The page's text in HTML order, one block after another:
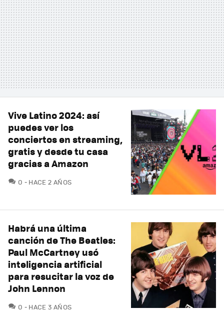
Vive Latino 2024: así
puedes ver los
conciertos en streaming,
gratis y desde tu casa
gracias a Amazon
0 COMENTARIOS
HACE 2 AÑOS
Habrá una última
canción de The Beatles:
Paul McCartney usó
inteligencia artificial
para resucitar la voz de
John Lennon
0 COMENTARIOS
HACE 3 AÑOS